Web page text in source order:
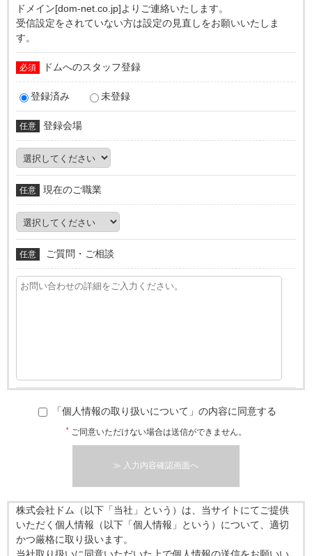
ドメイン[dom-net.co.jp]よりご連絡いたします。
受信設定をされていない方は設定の見直しをお願いいたしま
す。
必須 ドムへのスタッフ登録
登録済み 未登録
任意 登録会場
任意 現在のご職業
任意 ご質問・ご相談
「個人情報の取り扱いについて」の内容に同意する
* ご同意いただけない場合は送信ができません。
株式会社ドム（以下「当社」という）は、当サイトにてご提供
いただく個人情報（以下「個人情報」という）について、適切
かつ厳格に取り扱います。